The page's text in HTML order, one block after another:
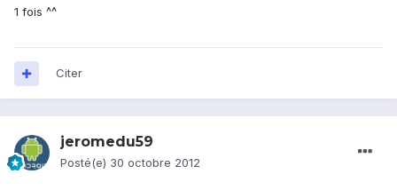
1 fois ^^
Citer
jeromedu59
Posté(e) 30 octobre 2012